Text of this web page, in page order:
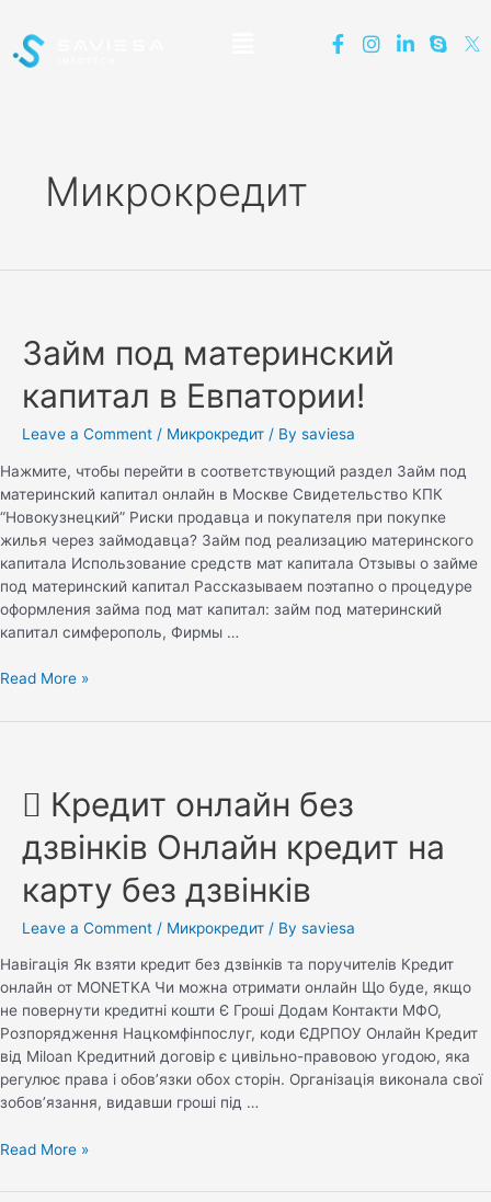
Микрокредит
Займ под материнский
капитал в Евпатории!
Leave a Comment / Микрокредит / By saviesa
Нажмите, чтобы перейти в соответствующий раздел Займ под
материнский капитал онлайн в Москве Свидетельство КПК
“Новокузнецкий” Риски продавца и покупателя при покупке
жилья через займодавца? Займ под реализацию материнского
капитала Использование средств мат капитала Отзывы о займе
под материнский капитал Рассказываем поэтапно о процедуре
оформления займа под мат капитал: займ под материнский
капитал симферополь, Фирмы …
Read More »
󾓡 Кредит онлайн без
дзвінків Онлайн кредит на
карту без дзвінків
Leave a Comment / Микрокредит / By saviesa
Навігація Як взяти кредит без дзвінків та поручителів Кредит
онлайн от MONETKA Чи можна отримати онлайн Що буде, якщо
не повернути кредитні кошти Є Гроші Додам Контакти МФО,
Розпорядження Нацкомфінпослуг, коди ЄДРПОУ Онлайн Кредит
від Miloan Кредитний договір є цивільно-правовою угодою, яка
регулює права і обов’язки обох сторін. Організація виконала свої
зобов’язання, видавши гроші під …
Read More »